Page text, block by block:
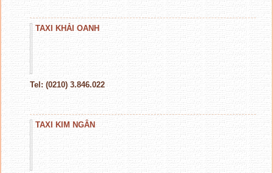
TAXI KHẢI OANH
Tel: (0210) 3.846.022
TAXI KIM NGÂN